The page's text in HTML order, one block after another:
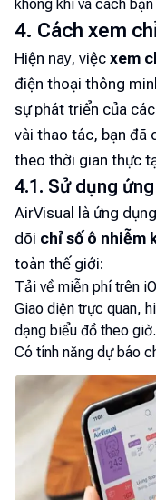
không khí và cách
4. Cách xem
Hiện nay, việc xem
điện thoại thông
sự phát triển của
vài thao tác, bạn đã
theo thời gian thực
4.1. Sử dụng
AirVisual là ứng
dõi chỉ số ô nhiễm
toàn thế giới:
Tải về miễn phí trên
Giao diện trực quan,
dạng biểu đồ theo giờ.
Có tính năng dự báo